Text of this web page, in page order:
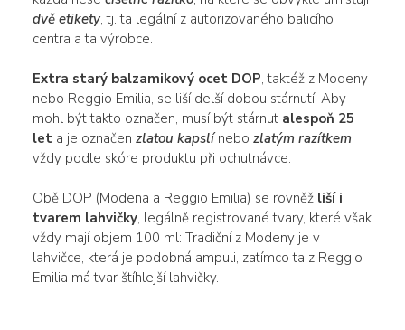
dvě etikety, tj. ta legální z autorizovaného balicího
centra a ta výrobce.
Extra starý balzamikový ocet DOP, taktéž z Modeny
nebo Reggio Emilia, se liší delší dobou stárnutí. Aby
mohl být takto označen, musí být stárnut alespoň 25
leta je označen zlatou kapslínebo zlatým razítkem,
vždy podle skóre produktu při ochutnávce.
Obě DOP (Modena a Reggio Emilia) se rovněž liší i
tvarem lahvičky, legálně registrované tvary, které však
vždy mají objem 100 ml: Tradiční z Modeny je v
lahvičce, která je podobná ampuli, zatímco ta z Reggio
Emilia má tvar štíhlejší lahvičky.